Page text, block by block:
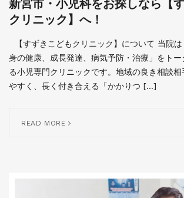
新宮市・小児科をお探しなら【
クリニック】へ！
【すずきこどもクリニック】について 当院
身の健康、成長発達、病気予防・治療」をト
る小児専門クリニックです。地域の良き相談
やすく、長く付き合える「かかりつ […]
READ MORE